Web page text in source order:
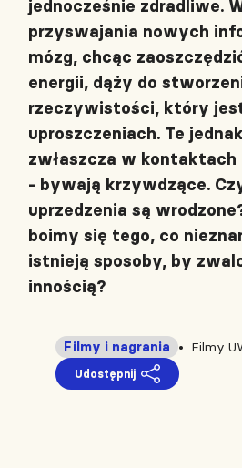
jednocześnie zdradliwe.
przyswajania nowych
mózg, chcąc
energii, dąży do
rzeczywistości, który
uproszczeniach. Te
zwłaszcza w
- bywają krzywdzące.
uprzedzenia są
boimy się tego, co
istnieją sposoby, by
innością?
Filmy
Filmy i nagrania
Udostępnij